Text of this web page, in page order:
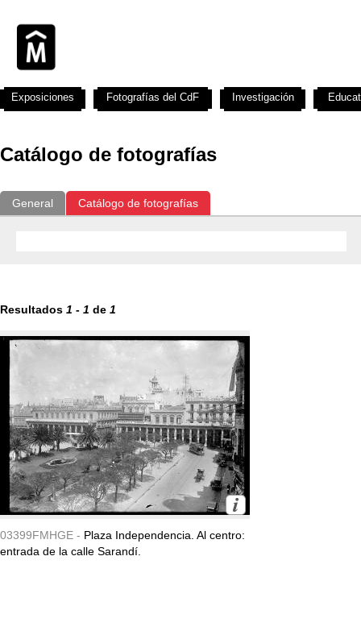
Catálogo de fotografías
General Catálogo de fotografías
Resultados 1 - 1 de 1
03399FMHGE - Plaza Independencia. Al centro:
entrada de la calle Sarandí.
Exposiciones Fotografías del CdF Investigación